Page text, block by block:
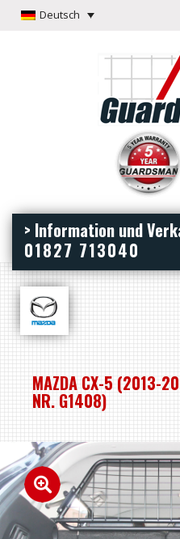
Deutsch
> Information und
01827 713040
MAZDA CX-5 (2013-
NR. G1408)